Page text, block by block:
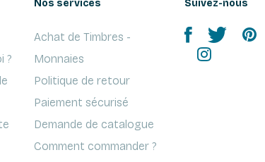
?
Nos services
Achat de Timbres -
Monnaies
Politique de retour
Paiement sécurisé
Demande de catalogue
Comment commander ?
Suivez-nous